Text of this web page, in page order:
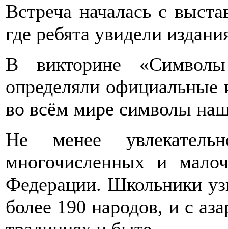
Встреча началась с
где ребята увидели
В викторине
определяли
во всём мире символы
Не менее
многочисленных и
Федерации. Школьники
более 190 народов, и с